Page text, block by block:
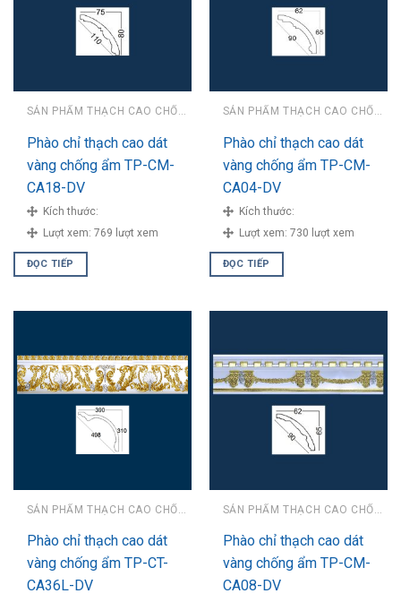
SẢN PHẨM THẠCH CAO CHỐNG ẨM
Phào chỉ thạch cao dát
vàng chống ẩm TP-CM-
CA18-DV
Kích thước:
Lượt xem: 769 lượt xem
ĐỌC TIẾP
SẢN PHẨM THẠCH CAO CHỐNG ẨM
Phào chỉ thạch cao dát
vàng chống ẩm TP-CM-
CA04-DV
Kích thước:
Lượt xem: 730 lượt xem
ĐỌC TIẾP
Phào chỉ thạch cao dát
vàng chống ẩm TP-CT-
CA36L-DV
Phào chỉ thạch cao dát
vàng chống ẩm TP-CM-
CA08-DV